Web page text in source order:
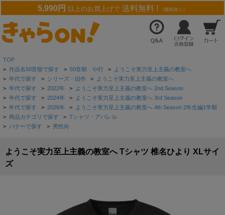
5,990円 以上のお買上げで 送料無料 ! （離島除く）
TOP
> 作品名50音順で探す > 50音順 や行 > ようこそ実力至上主義の教室へ
> 年代で探す > シリーズ・旧作 > ようこそ実力至上主義の教室へ
> 年代で探す > 2022年 > ようこそ実力至上主義の教室へ 2nd Season
> 年代で探す > 2024年 > ようこそ実力至上主義の教室へ 3rd Season
> 年代で探す > 2026年 > ようこそ実力至上主義の教室へ 4th Season 2年生編1学期
> 商品カテゴリで探す > Tシャツ・アパレル
> バナーで探す > 男性向
ようこそ実力至上主義の教室へ Tシャツ 椎名ひより XLサイ
ズ